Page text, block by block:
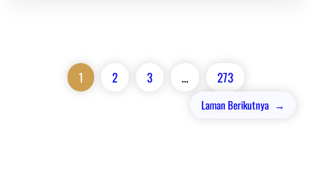
1 2 3 … 273
Laman Berikutnya →